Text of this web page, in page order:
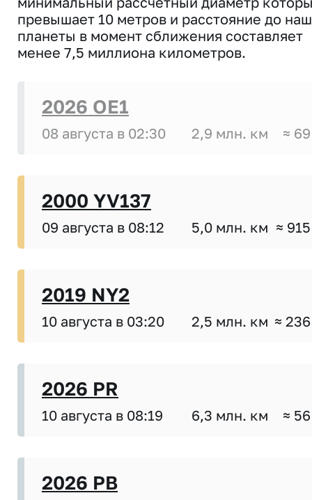
превышает 10 метров и расстояние до
планеты в момент сближения составляет
менее 7,5 миллиона километров.
2026 OE1
08 августа в 02:30 2,9 млн. км ≈
2000 YV137
09 августа в 08:12 5,0 млн. км ≈
2019 NY2
10 августа в 03:20 2,5 млн. км ≈
2026 PR
10 августа в 08:19 6,3 млн. км ≈
2026 PB